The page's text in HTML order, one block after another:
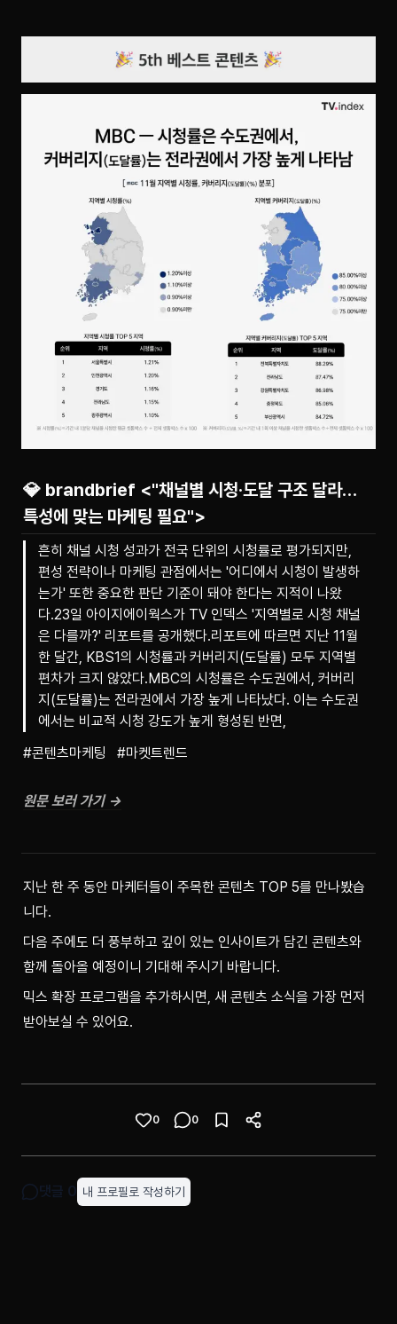
💎 brandbrief <"채널별 시청·도달 구조 달라…
특성에 맞는 마케팅 필요">
흔히 채널 시청 성과가 전국 단위의 시청률로 평가되지만,
편성 전략이나 마케팅 관점에서는 '어디에서 시청이 발생하
는가' 또한 중요한 판단 기준이 돼야 한다는 지적이 나왔
다.23일 아이지에이웍스가 TV 인덱스 '지역별로 시청 채널
은 다를까?' 리포트를 공개했다.리포트에 따르면 지난 11월
한 달간, KBS1의 시청률과 커버리지(도달률) 모두 지역별
편차가 크지 않았다.MBC의 시청률은 수도권에서, 커버리
지(도달률)는 전라권에서 가장 높게 나타났다. 이는 수도권
에서는 비교적 시청 강도가 높게 형성된 반면,
#콘텐츠마케팅   #마켓트렌드
원문 보러 가기 →
지난 한 주 동안 마케터들이 주목한 콘텐츠 TOP 5를 만나봤습
니다.
다음 주에도 더 풍부하고 깊이 있는 인사이트가 담긴 콘텐츠와
함께 돌아올 예정이니 기대해 주시기 바랍니다.
믹스 확장 프로그램을 추가하시면, 새 콘텐츠 소식을 가장 먼저
받아보실 수 있어요.
0 0
댓글 0 내 프로필로 작성하기